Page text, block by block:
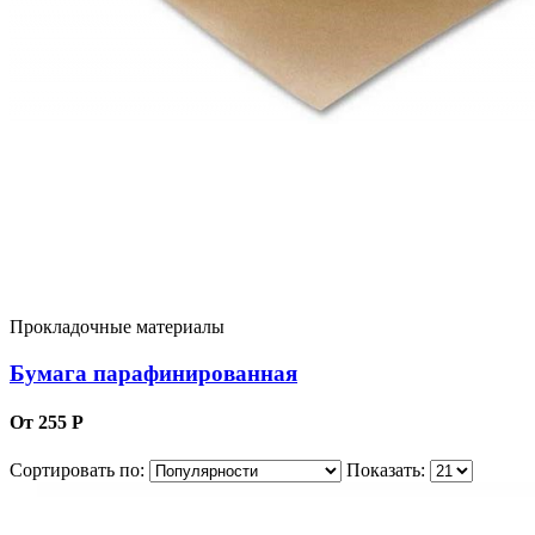
Прокладочные материалы
Бумага парафинированная
От 255 Р
Сортировать по: Показать: